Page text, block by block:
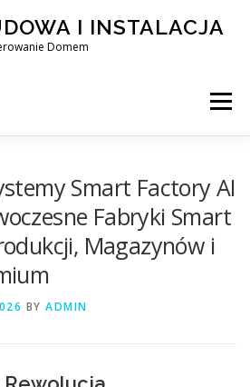
I INSTALACJA
Domem
Menu
INTELIGENTNE
Smart Factory AI
Fabryki Smart
Magazynów i
BY ADMIN